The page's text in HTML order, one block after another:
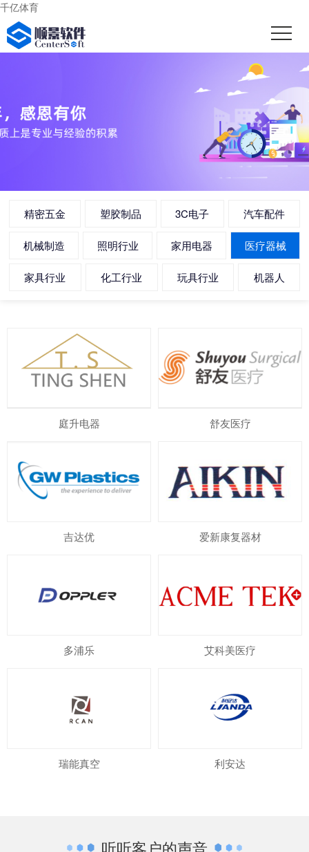
千亿体育
精密五金 塑胶制品 3C电子 汽车配件
机械制造 照明行业 家用电器 医疗器械
家具行业 化工行业 玩具行业 机器人
庭升电器 舒友医疗
吉达优 爱新康复器材
多浦乐 艾科美医疗
瑞能真空 利安达
听听客户的声音